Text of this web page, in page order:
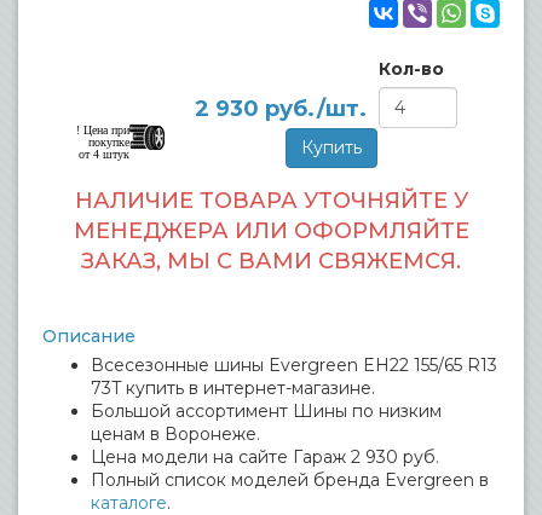
! Цена при
покупке
от 4 штук
2 930 руб./шт.
Кол-во
НАЛИЧИЕ ТОВАРА УТОЧНЯЙТЕ У
МЕНЕДЖЕРА ИЛИ ОФОРМЛЯЙТЕ
ЗАКАЗ, МЫ С ВАМИ СВЯЖЕМСЯ.
Описание
Всесезонные шины Evergreen EH22 155/65 R13
73T купить в интернет-магазине.
Большой ассортимент Шины по низким
ценам в Воронеже.
Цена модели на сайте Гараж 2 930 руб.
Полный список моделей бренда Evergreen в
каталоге.